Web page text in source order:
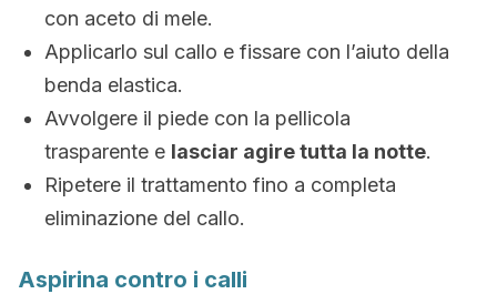
con aceto di mele.
Applicarlo sul callo e fissare con l’aiuto della
benda elastica.
Avvolgere il piede con la pellicola
trasparente e lasciar agire tutta la notte.
Ripetere il trattamento fino a completa
eliminazione del callo.
Aspirina contro i calli